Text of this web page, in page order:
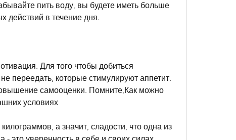
пить воду, вы будете иметь больше
действий в течение дня.
Для того чтобы добиться
переедать, которые стимулируют аппетит.
самооценки. Помните,Как можно
условиях
а значит, сладости, что одна из